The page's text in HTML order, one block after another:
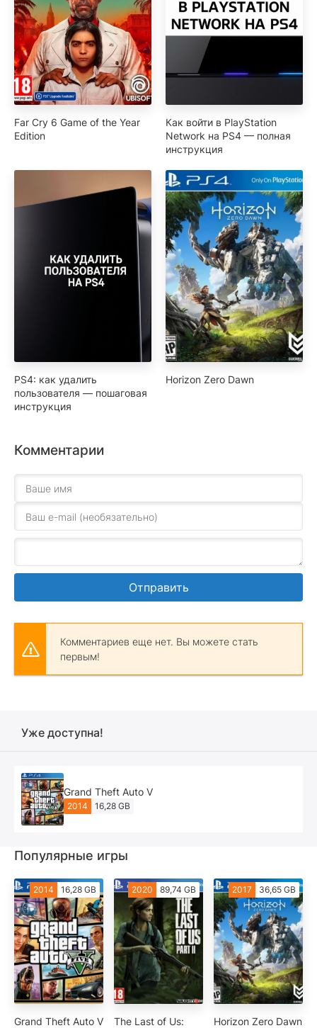
Far Cry 6 Game of the Year
Edition
Как войти в PlayStation
Network на PS4 — полная
инструкция
PS4: как удалить
пользователя — пошаговая
инструкция
Horizon Zero Dawn
Комментарии
Отправить
Комментариев еще нет. Вы можете стать
первым!
Уже доступна!
Grand Theft Auto V
2014 16,28 GB
Популярные игры
2014 16,28 GB
Grand Theft Auto V
2020 89,74 GB
The Last of Us:
2017 36,65 GB
Horizon Zero Dawn